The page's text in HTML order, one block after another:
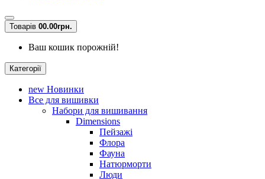
Товарів 00.00грн.
Ваш кошик порожній!
Категорії
new Новинки
Все для вишивки
Набори для вишивання
Dimensions
Пейзажі
Флора
Фауна
Натюрморти
Люди